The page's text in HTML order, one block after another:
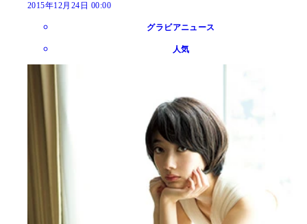
2015年12月24日 00:00
グラビアニュース
人気